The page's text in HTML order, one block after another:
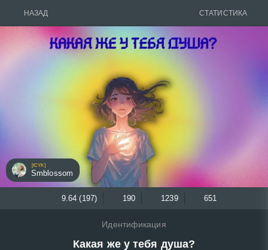
НАЗАД СТАТИСТИКА
[ICYK]
Smblossom
9.64 (197) 190 1239 651
Идентификация
Какая же у тебя душа?